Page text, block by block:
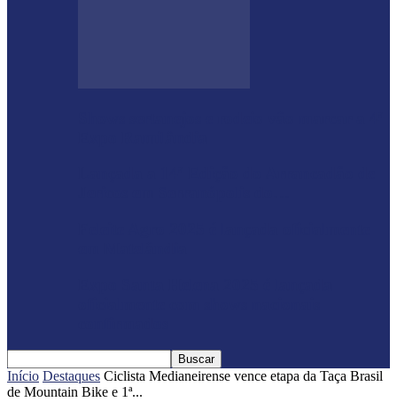
Início Destaques Ciclista Medianeirense vence etapa da Taça Brasil
de Mountain Bike e 1ª...